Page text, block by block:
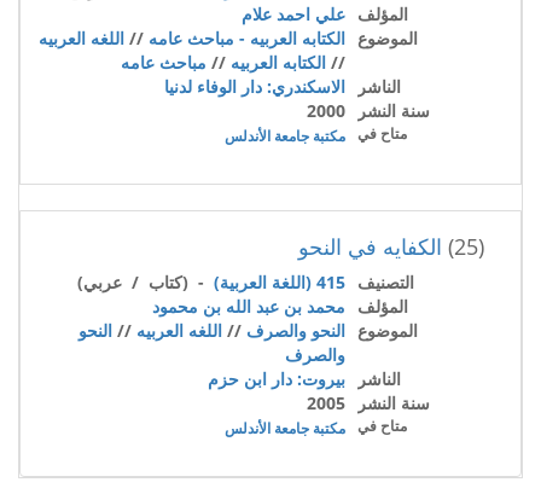
المؤلف علي احمد علام
الموضوع الكتابه العربيه - مباحث عامه // اللغه العربيه
// الكتابه العربيه // مباحث عامه
الناشر
الاسكندري: دار الوفاء لدنيا
سنة النشر
2000
متاح في مكتبة جامعة الأندلس
(25) الكفايه في النحو
التصنيف 415 (اللغة العربية)
- (كتاب / عربي)
المؤلف
محمد بن عبد الله بن محمود
الموضوع النحو والصرف // اللغه العربيه // النحو
والصرف
الناشر
بيروت: دار ابن حزم
سنة النشر
2005
متاح في مكتبة جامعة الأندلس